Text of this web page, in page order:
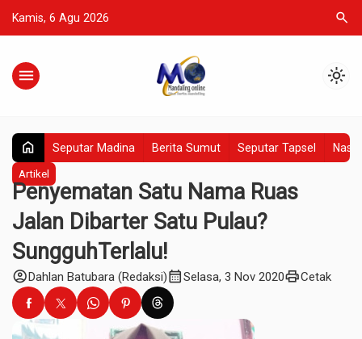
Kamis, 6 Agu 2026 search
menu light_mode
home Seputar Madina Berita Sumut Seputar Tapsel
Artikel
Penyematan Satu Nama Ruas
Jalan Dibarter Satu Pulau?
SungguhTerlalu!
account_circleDahlan Batubara (Redaksi)calendar_monthSelasa, 3 Nov 2020printCetak